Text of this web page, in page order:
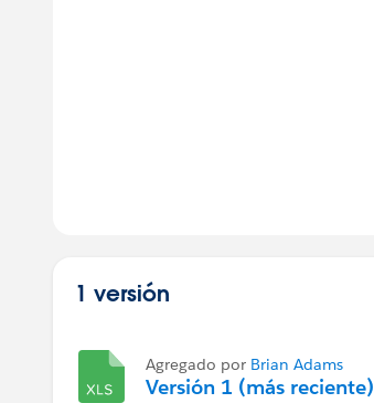
1 versión
Agregado por Brian Adams
Versión 1 (más reciente)